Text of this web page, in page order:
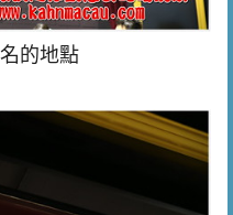
的地點